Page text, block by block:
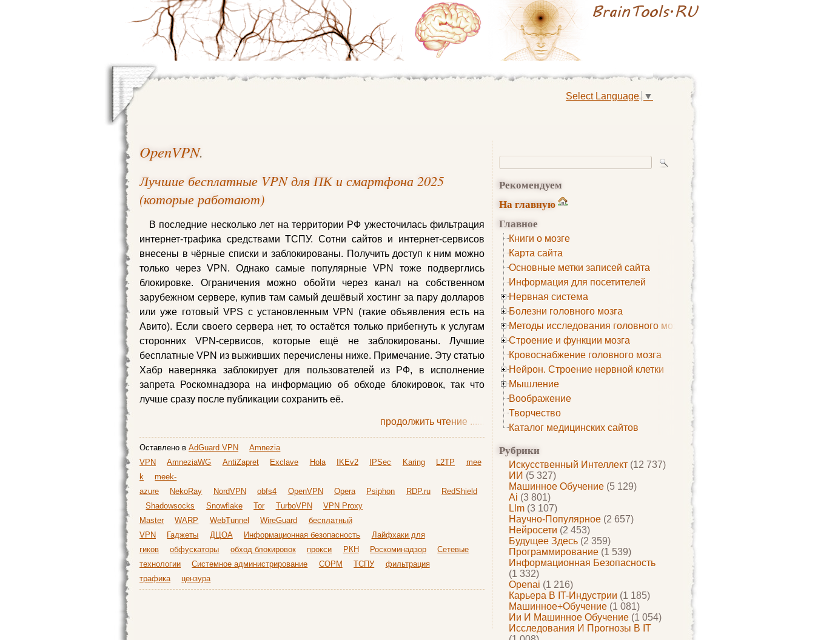
Select Language ▼
Рекомендуем
На главную
Главное
Книги о мозге
Карта сайта
Основные метки записей сайта
Информация для посетителей
Нервная система
Болезни головного мозга
Методы исследования головного мозга
Строение и функции мозга
Кровоснабжение головного мозга
Нейрон. Строение нервной клетки
Мышление
Воображение
Творчество
Каталог медицинских сайтов
Рубрики
Искусственный Интеллект (12 737)
ИИ (5 327)
Машинное Обучение (5 129)
Ai (3 801)
Llm (3 107)
Научно-Популярное (2 657)
Нейросети (2 453)
Будущее Здесь (2 359)
Программирование (1 539)
Информационная Безопасность
(1 332)
Openai (1 216)
Карьера В IT-Индустрии (1 185)
Машинное+обучение (1 081)
Ии И Машинное Обучение (1 054)
Исследования И Прогнозы В IT
OpenVPN.
Лучшие бесплатные VPN для ПК и смартфона 2025
(которые работают)
В последние несколько лет на территории РФ ужесточилась фильтрация
интернет-трафика средствами ТСПУ. Сотни сайтов и интернет-сервисов
внесены в чёрные списки и заблокированы. Получить доступ к ним можно
только через VPN. Однако самые популярные VPN тоже подверглись
блокировке. Ограничения можно обойти через канал на собственном
зарубежном сервере, купив там самый дешёвый хостинг за пару долларов
или уже готовый VPS с установленным VPN (такие объявления есть на
Авито). Если своего сервера нет, то остаётся только прибегнуть к услугам
сторонних VPN-сервисов, которые ещё не заблокированы. Лучшие
бесплатные VPN из выживших перечислены ниже. Примечание. Эту статью
Хабр наверняка заблокирует для пользователей из РФ, в исполнение
запрета Роскомнадзора на информацию об обходе блокировок, так что
лучше сразу после публикации сохранить её.
продолжить чтение ......
Оставлено в AdGuard VPN
Amnezia
VPN
AmneziaWG AntiZapret Exclave Hola IKEv2 IPSec Karing L2TP
mee
k
meek-
azure
NekoRay NordVPN obfs4 OpenVPN Opera Psiphon RDP.ru
RedShield
Shadowsocks
Snowflake Tor TurboVPN
VPN Proxy
Master
WARP WebTunnel WireGuard
бесплатный
VPN
Гаджеты ДЦОА Информационная безопасность
Лайфхаки для
гиков
обфускаторы обход блокировок прокси РКН Роскоминадзор
Сетевые
технологии
Системное администрирование СОРМ ТСПУ
фильтрация
трафика
цензура